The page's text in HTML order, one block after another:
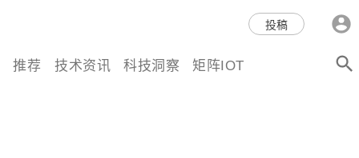
科技互联网,科技,资讯,动态,洞
察,量子,计算,AI,人工智能,机器
投稿
推荐 技术资讯 科技洞察 矩阵IOT